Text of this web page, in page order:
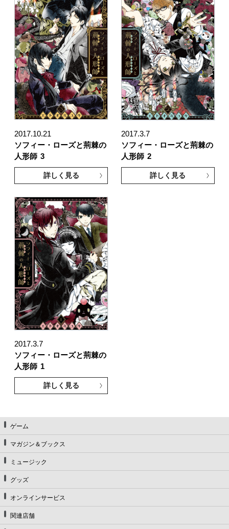
2017.10.21
ソフィー・ローズと荊棘の
人形師 3
詳しく見る
2017.3.7
ソフィー・ローズと荊棘の
人形師 2
詳しく見る
2017.3.7
ソフィー・ローズと荊棘の
人形師 1
詳しく見る
ゲーム
マガジン＆ブックス
ミュージック
グッズ
オンラインサービス
関連店舗